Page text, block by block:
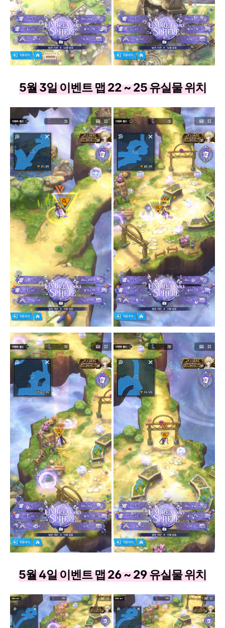
5월 3일 이벤트 맵 22 ~ 25 유실물 위치
5월 4일 이벤트 맵 26 ~ 29 유실물 위치